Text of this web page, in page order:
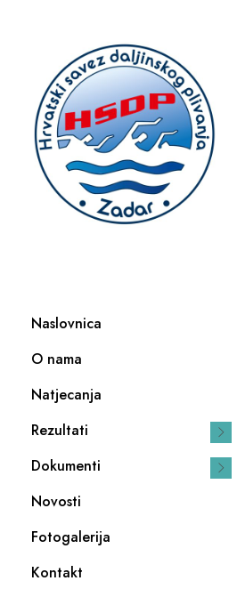
Naslovnica
O nama
Natjecanja
Rezultati
Dokumenti
Novosti
Fotogalerija
Kontakt